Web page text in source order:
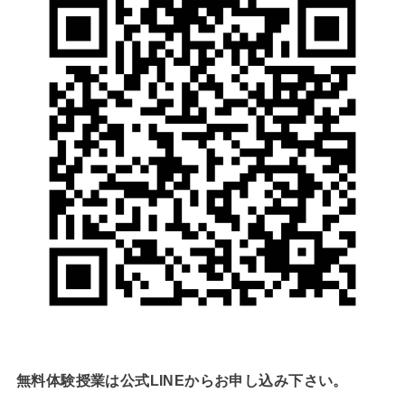
無料体験授業は公式LINEからお申し込み下さい。